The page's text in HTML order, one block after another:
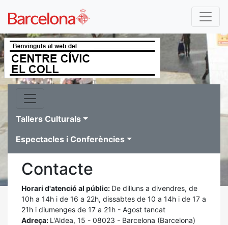
Tallers Culturals
Espectacles i Conferències
Contacte
Horari d'atenció al públic: De dilluns a divendres, de
10h a 14h i de 16 a 22h, dissabtes de 10 a 14h i de 17 a
21h i diumenges de 17 a 21h - Agost tancat
Adreça: L'Aldea, 15 - 08023 - Barcelona (Barcelona)